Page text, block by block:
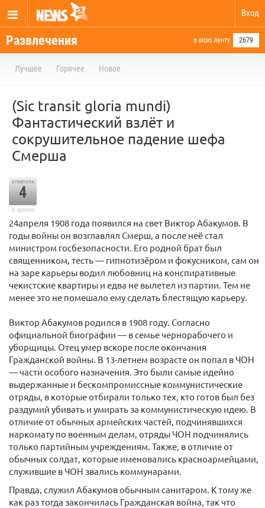
Вход
Развлечения в мою ленту 2679
Лучшее Горячее Новое
(Sic transit gloria mundi)
Фантастический взлёт и
сокрушительное падение шефа
Смерша
отметили
4
в архиве
24апреля 1908 года появился на свет Виктор Абакумов. В
годы войны он возглавлял Смерш, а после неё стал
министром госбезопасности. Его родной брат был
священником, тесть — гипнотизёром и фокусником, сам он
на заре карьеры водил любовниц на конспиративные
чекистские квартиры и едва не вылетел из партии. Тем не
менее это не помешало ему сделать блестящую карьеру.
Виктор Абакумов родился в 1908 году. Согласно
официальной биографии — в семье чернорабочего и
уборщицы. Отец умер вскоре после окончания
Гражданской войны. В 13-летнем возрасте он попал в ЧОН
— части особого назначения. Это были самые идейно
выдержанные и бескомпромиссные коммунистические
отряды, в которые отбирали только тех, кто готов был без
раздумий убивать и умирать за коммунистическую идею. В
отличие от обычных армейских частей, подчинявшихся
наркомату по военным делам, отряды ЧОН подчинялись
только партийным учреждениям. Также, в отличие от
обычных солдат, которые именовались красноармейцами,
служившие в ЧОН звались коммунарами.
Правда, служил Абакумов обычным санитаром. К тому же
как раз тогда закончилась Гражданская война, так что